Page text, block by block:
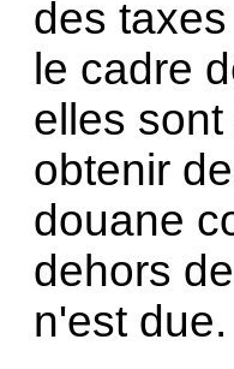
des
le cadre
elles
obtenir
douane
dehors
n'est due.